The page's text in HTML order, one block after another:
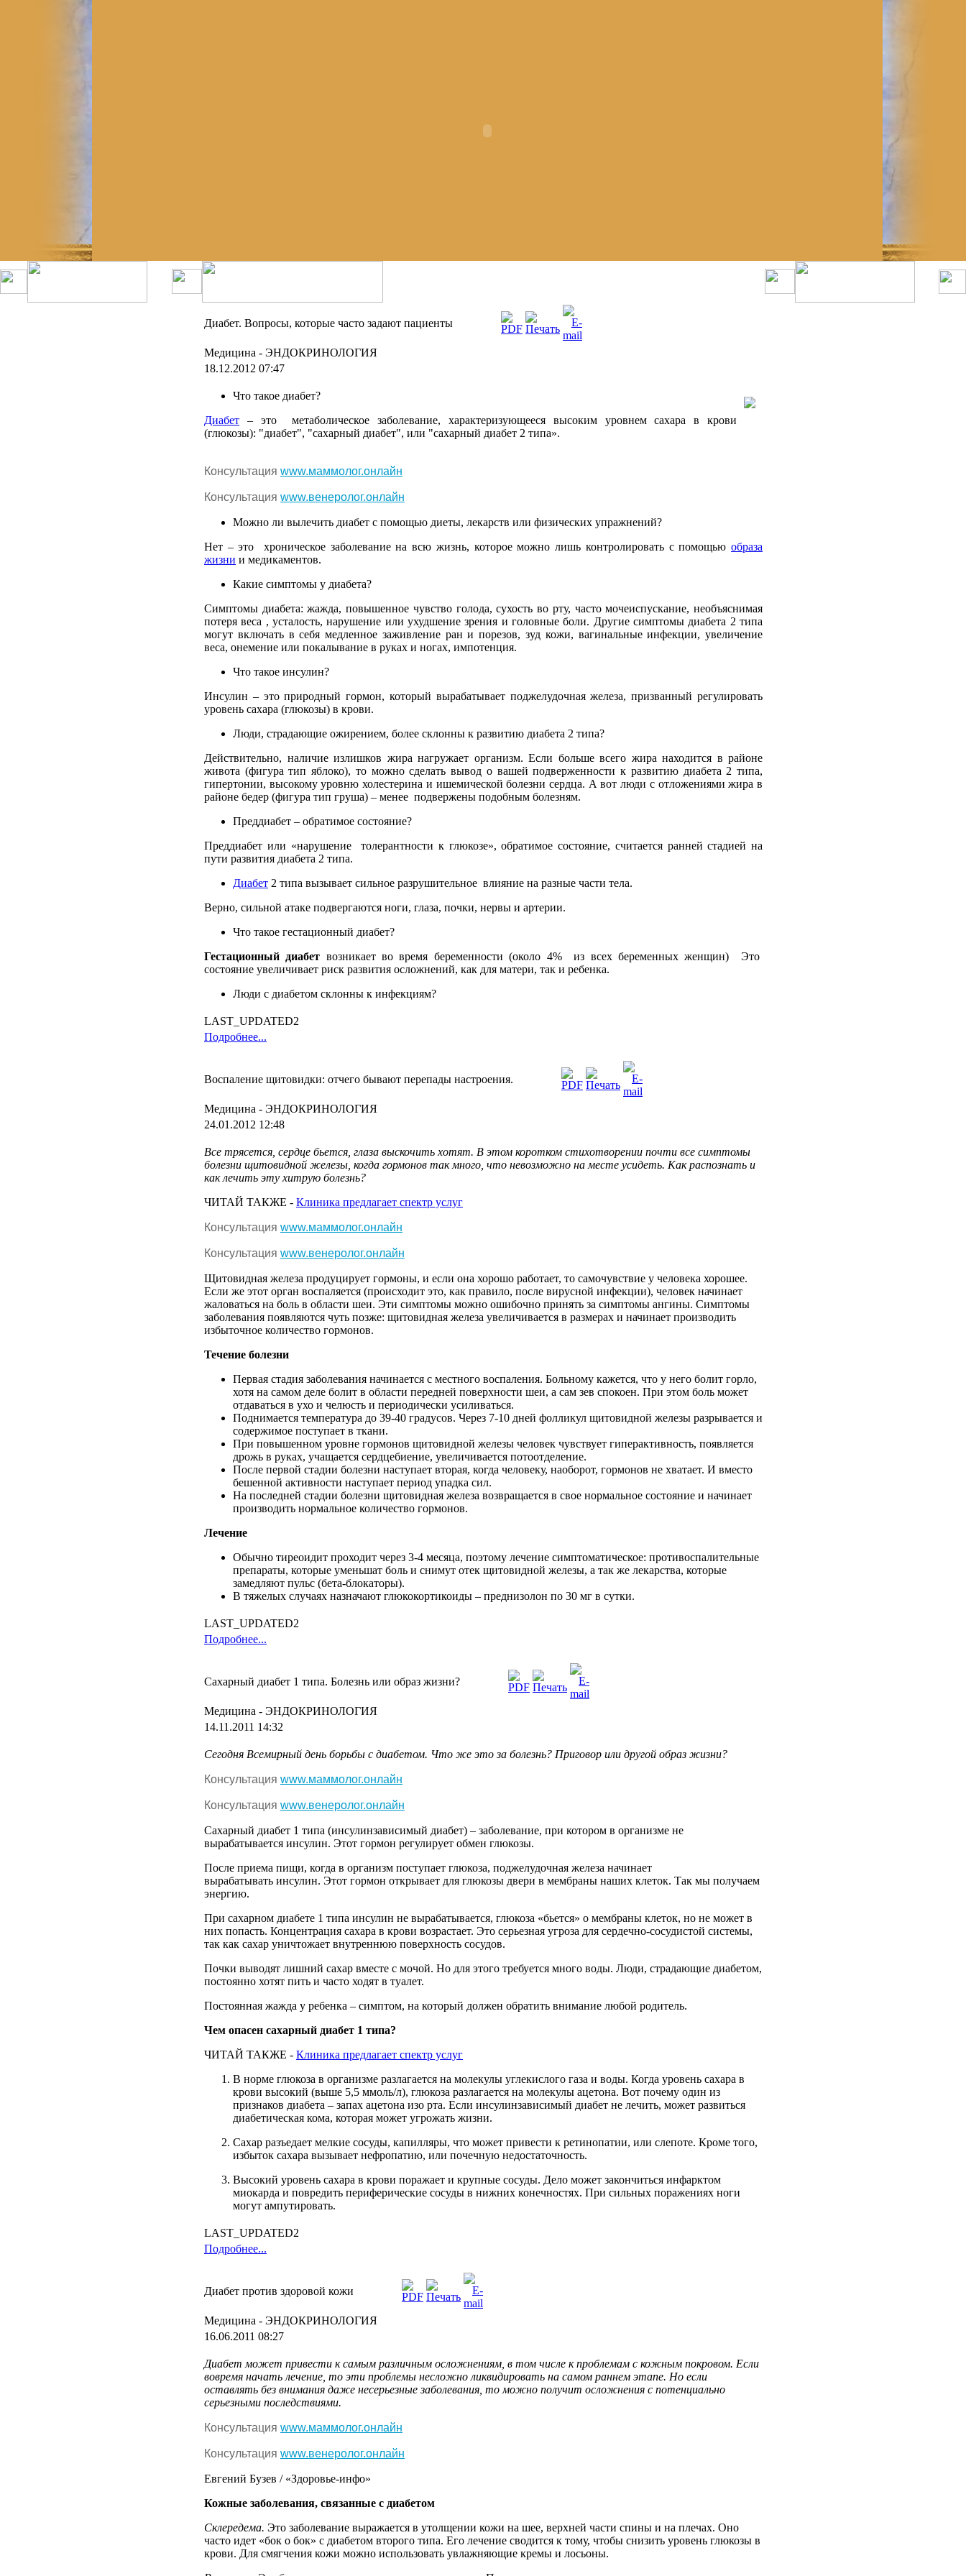
Диабет. Вопросы, которые часто задают пациенты
Медицина - ЭНДОКРИНОЛОГИЯ
18.12.2012 07:47
Что такое диабет?
Диабет – этометаболическое заболевание, характеризующееся высоким уровнем сахара вкрови
(глюкозы): "диабет", "сахарный диабет", или "сахарный диабет 2 типа».
Консультация www.маммолог.онлайн
Консультация www.венеролог.онлайн
Можно ли вылечить диабет с помощью диеты, лекарств или физических упражнений?
Нет – это хроническое заболевание на всю жизнь, которое можно лишь контролироватьспомощью образа
жизни и медикаментов.
Какие симптомы у диабета?
Симптомы диабета:жажда,повышенное чувство голода,сухость во рту, часто мочеиспускание,необъяснимая
потеря веса ,усталость,нарушение илиухудшение зрения иголовные боли. Другие симптомы диабета 2типа
могут включатьвсебя медленное заживлениеран ипорезов, зуд кожи, вагинальные инфекции,увеличение
веса, онемение или покалывание в руках и ногах, импотенция.
Что такое инсулин?
Инсулин – это природный гормон, который вырабатывает поджелудочная железа, призванный регулировать
уровень сахара (глюкозы) в крови.
Люди, страдающие ожирением, более склонны к развитию диабета 2 типа?
Действительно, наличие излишков жира нагружает организм. Если больше всего жира находится в районе
живота (фигура тип яблоко), то можно сделать вывод о вашей подверженности к развитию диабета 2 типа,
гипертонии, высокому уровню холестерина и ишемической болезни сердца. А вот люди с отложениями жира в
районе бедер (фигура тип груша) – менее подвержены подобным болезням.
Преддиабет – обратимое состояние?
Преддиабет или «нарушение толерантности к глюкозе», обратимое состояние, считается ранней стадией на
пути развития диабета 2 типа.
Диабет 2 типа вызывает сильное разрушительное влияние на разные части тела.
Верно, сильной атаке подвергаются ноги, глаза, почки, нервы и артерии.
Что такое гестационный диабет?
Гестационный диабет возникает во время беременности (около 4% из всех беременных женщин) Это
состояние увеличивает риск развития осложнений, как для матери, так и ребенка.
Люди с диабетом склонны к инфекциям?
LAST_UPDATED2
Подробнее...
Воспаление щитовидки: отчего бывают перепады настроения.
Медицина - ЭНДОКРИНОЛОГИЯ
24.01.2012 12:48
Все трясется сердце бьется глаза выскочить хотят. В этом коротком стихотворении почти все симптомы
болезни щитовидной железы когда гормонов так много , что невозможно на месте усидеть. Какраспознать и
каклечить эту хитрую болезнь?
ЧИТАЙ ТАКЖЕ - Клиника предлагает спектр услуг
Консультация www.маммолог.онлайн
Консультация www.венеролог.онлайн
Щитовидная железа продуцирует гормоны, и если она хорошо работает, то самочувствие у человека хорошее.
Если же этот орган воспаляется (происходит это, как правило, после вирусной инфекции), человек начинает
жаловаться на боль в области шеи. Эти симптомы можно ошибочно принять за симптомы ангины. Симптомы
заболевания появляются чуть позже: щитовидная железа увеличивается в размерах и начинает производить
избыточное количество гормонов.
Течение болезни
Первая стадия заболевания начинается с местного воспаления. Больному кажется, что у него болит горло,
хотя на самом деле болит в области передней поверхности шеи, а сам зев спокоен. При этом боль может
отдаваться в ухо и челюсть и периодически усиливаться.
Поднимается температура до 39-40 градусов. Через 7-10 дней фолликул щитовидной железы разрывается и
содержимое поступает в ткани.
При повышенном уровне гормонов щитовидной железы человек чувствует гиперактивность, появляется
дрожь в руках, учащается сердцебиение, увеличивается потоотделение.
После первой стадии болезни наступает вторая, когда человеку, наоборот, гормонов не хватает. И вместо
бешенной активности наступает период упадка сил.
На последней стадии болезни щитовидная железа возвращается в свое нормальное состояние и начинает
производить нормальное количество гормонов.
Лечение
Обычно тиреоидит проходит через 3-4 месяца, поэтому лечение симптоматическое: противоспалительные
препараты, которые уменьшат боль и снимут отек щитовидной железы, а так же лекарства, которые
замедляют пульс (бета-блокаторы).
В тяжелых случаях назначают глюкокортикоиды – преднизолон по 30 мг в сутки.
LAST_UPDATED2
Подробнее...
Сахарный диабет 1 типа. Болезнь или образ жизни?
Медицина - ЭНДОКРИНОЛОГИЯ
14.11.2011 14:32
Сегодня Всемирный день борьбы с диабетом. Что же этоза болезнь? Приговор или другой образ жизни?
Консультация www.маммолог.онлайн
Консультация www.венеролог.онлайн
Сахарный диабет 1 типа (инсулинзависимый диабет) – заболевание, при котором в организме не
вырабатывается инсулин. Этот гормон регулирует обмен глюкозы.
После приема пищи, когда в организм поступает глюкоза, поджелудочная железа начинает
вырабатывать инсулин. Этот гормон открывает для глюкозы двери в мембраны наших клеток. Так мы получаем
энергию.
При сахарном диабете 1 типа инсулин не вырабатывается, глюкоза «бьется» о мембраны клеток, но не может в
них попасть. Концентрация сахара в крови возрастает. Это серьезная угроза для сердечно-сосудистой системы,
так как сахар уничтожает внутреннюю поверхность сосудов.
Почки выводят лишний сахар вместе с мочой. Но для этого требуется много воды. Люди, страдающие диабетом,
постоянно хотят пить и часто ходят в туалет.
Постоянная жажда у ребенка – симптом, на который должен обратить внимание любой родитель.
Чем опасен сахарный диабет 1 типа?
ЧИТАЙ ТАКЖЕ - Клиника предлагает спектр услуг
В норме глюкоза в организме разлагается на молекулы углекислого газа и воды. Когда уровень сахара в
крови высокий (выше 5,5 ммоль/л), глюкоза разлагается на молекулы ацетона. Вот почему один из
признаков диабета – запах ацетона изо рта. Если инсулинзависимый диабет не лечить, может развиться
диабетическая кома, которая может угрожать жизни.
Сахар разъедает мелкие сосуды, капилляры, что может привести к ретинопатии, или слепоте. Кроме того,
избыток сахара вызывает нефропатию, или почечную недостаточность.
Высокий уровень сахара в крови поражает и крупные сосуды. Дело может закончиться инфарктом
миокарда и повредить периферические сосуды в нижних конечностях. При сильных поражениях ноги
могут ампутировать.
LAST_UPDATED2
Подробнее...
Диабет против здоровой кожи
Медицина - ЭНДОКРИНОЛОГИЯ
16.06.2011 08:27
Диабет может привести к самым различным осложнениям, в том числе к проблемам с кожным покровом. Если
вовремя начать лечение, то эти проблемы несложно ликвидировать на самом раннем этапе. Но если
оставлять без внимания даже несерьезные заболевания, то можно получит осложнения с потенциально
серьезными последствиями.
Консультация www.маммолог.онлайн
Консультация www.венеролог.онлайн
Евгений Бузев / «Здоровье-инфо»
Кожные заболевания, связанные с диабетом
Склередема. Это заболевание выражается в утолщении кожи на шее, верхней части спины и на плечах. Оно
часто идет «бок о бок» с диабетом второго типа. Его лечение сводится к тому, чтобы снизить уровень глюкозы в
крови. Для смягчения кожи можно использовать увлажняющие кремы и лосьоны.